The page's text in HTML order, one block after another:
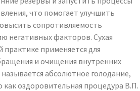
что помогает улучшить
сопротивляемость
негативных факторов. Сухая
практике применяется для
и очищения внутренних
абсолютное голодание,
оздоровительная процедура В.П.